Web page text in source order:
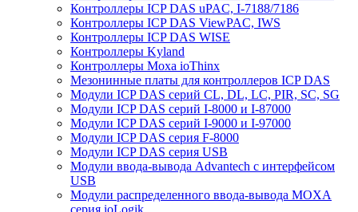
Контроллеры ICP DAS uPAC, I-7188/7186
Контроллеры ICP DAS ViewPAC, IWS
Контроллеры ICP DAS WISE
Контроллеры Kyland
Контроллеры Moxa ioThinx
Мезонинные платы для контроллеров ICP DAS
Модули ICP DAS серий CL, DL, LC, PIR, SC, SG
Модули ICP DAS серий I-8000 и I-87000
Модули ICP DAS серий I-9000 и I-97000
Модули ICP DAS серия F-8000
Модули ICP DAS серия USB
Модули ввода-вывода Advantech с интерфейсом
USB
Модули распределенного ввода-вывода MOXA
серия ioLogik